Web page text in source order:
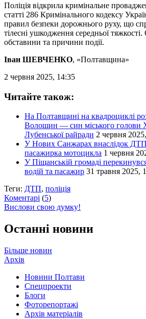
Поліція відкрила кримінальне
статті 286 Кримінального кодексу
правил безпеки дорожнього руху, що
тілесні ушкодження середньої тяжкості.
обставини та причини події.
Іван ШЕВЧЕНКО, «Полтавщина»
2 червня 2025, 14:35
Читайте також:
На Полтавщині на квадроциклі
Волошин — син міського голови
Лубенської райради 2 червня
У Нових Санжарах внаслідок ДТП
пасажирка мотоцикла 1 червня
У Піщанській громаді
водій та пасажир 31 травня 2025,
Теги: ДТП, поліція
Коментарі (5)
Вислови свою думку!
Останні новини
Більше новин
Архів
Новини Полтави
Спецпроекти
Блоги
Фоторепортажі
Архів матеріалів